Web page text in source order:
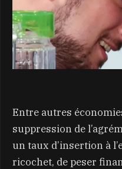
Entre autres
suppression de
un taux d’insertion à
ricochet, de peser